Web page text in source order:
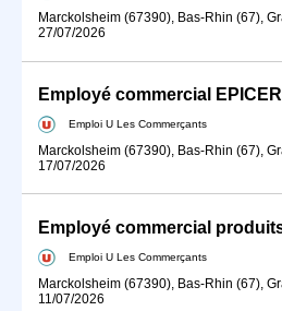
Marckolsheim (67390), Bas-Rhin (67),
27/07/2026
Employé commercial
Emploi U Les Commerçants
Marckolsheim (67390), Bas-Rhin (67),
17/07/2026
Emploi U Les Commerçants
Marckolsheim (67390), Bas-Rhin (67),
11/07/2026